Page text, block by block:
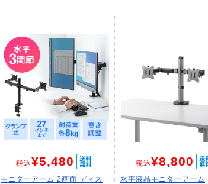
税込¥5,480
モニターアーム 2画面 ディス
税込¥8,800
水平液晶モニターアーム